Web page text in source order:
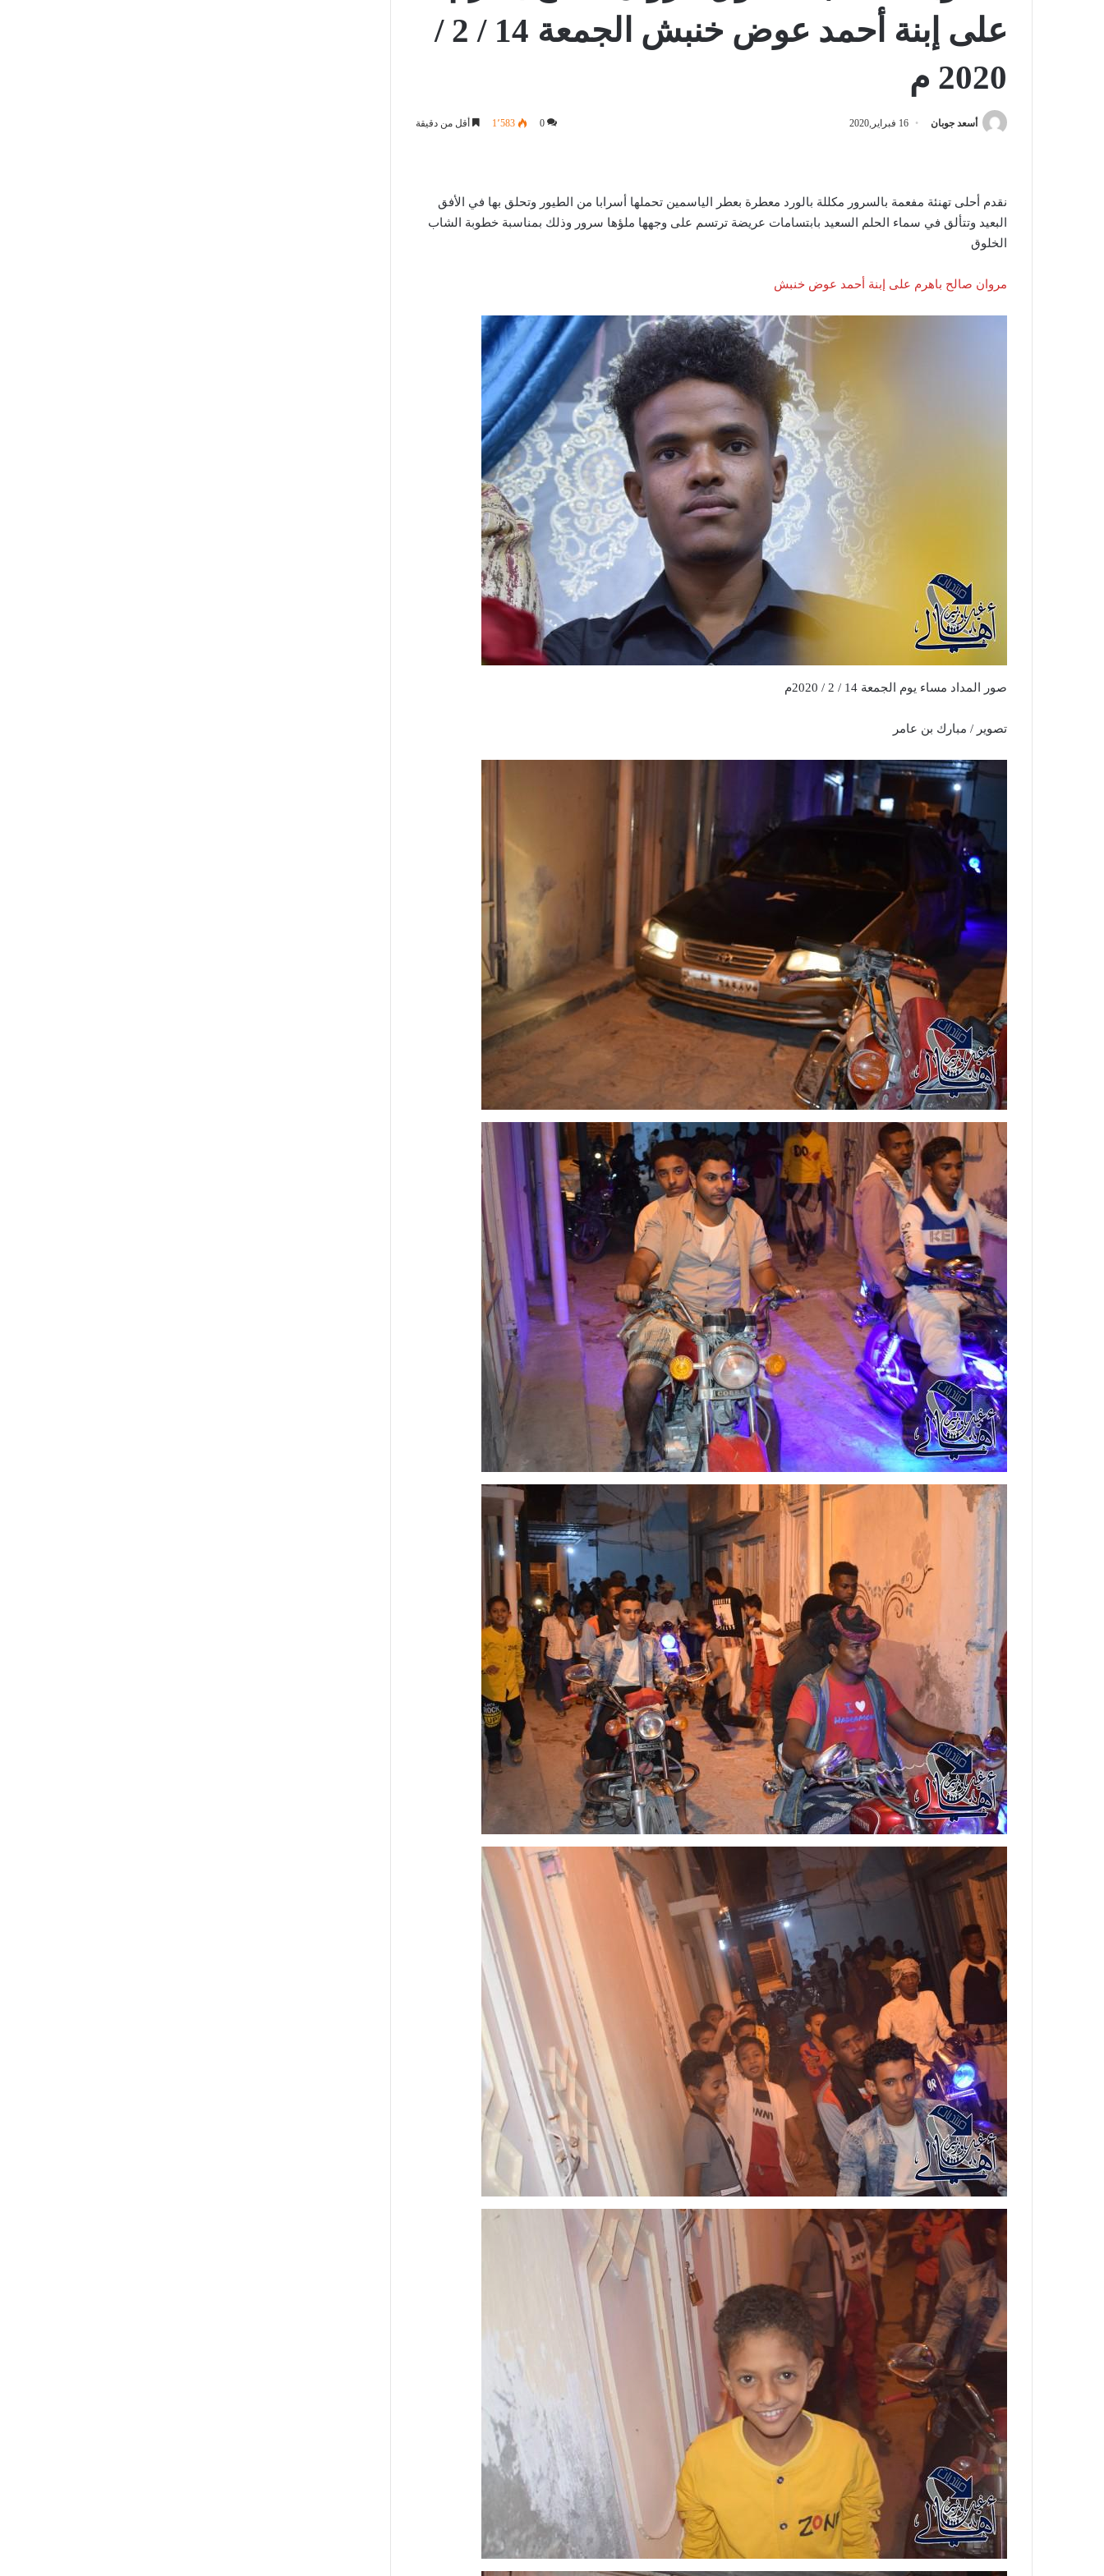
على إبنة أحمد عوض خنبش الجمعة 14 / 2 /
2020 م
أسعد جوبان 16 فبراير,2020 0 1٬583 أقل من دقيقة
نقدم أحلى تهنئة مفعمة بالسرور مكللة بالورد معطرة بعطر الياسمين تحملها أسرابا من الطيور وتحلق بها في الأفق
البعيد وتتألق في سماء الحلم السعيد بابتسامات عريضة ترتسم على وجهها ملؤها سرور وذلك بمناسبة خطوبة الشاب
الخلوق
مروان صالح باهرم على إبنة أحمد عوض خنبش
صور المداد مساء يوم الجمعة 14 / 2 / 2020م
تصوير / مبارك بن عامر